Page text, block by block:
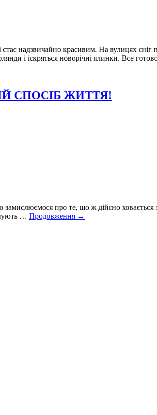
надзвичайно красивим. На вулицях сніг
і іскряться новорічні ялинки. Все
СПОСІБ ЖИТТЯ!
про те, що ж дійсно
… Продовження →